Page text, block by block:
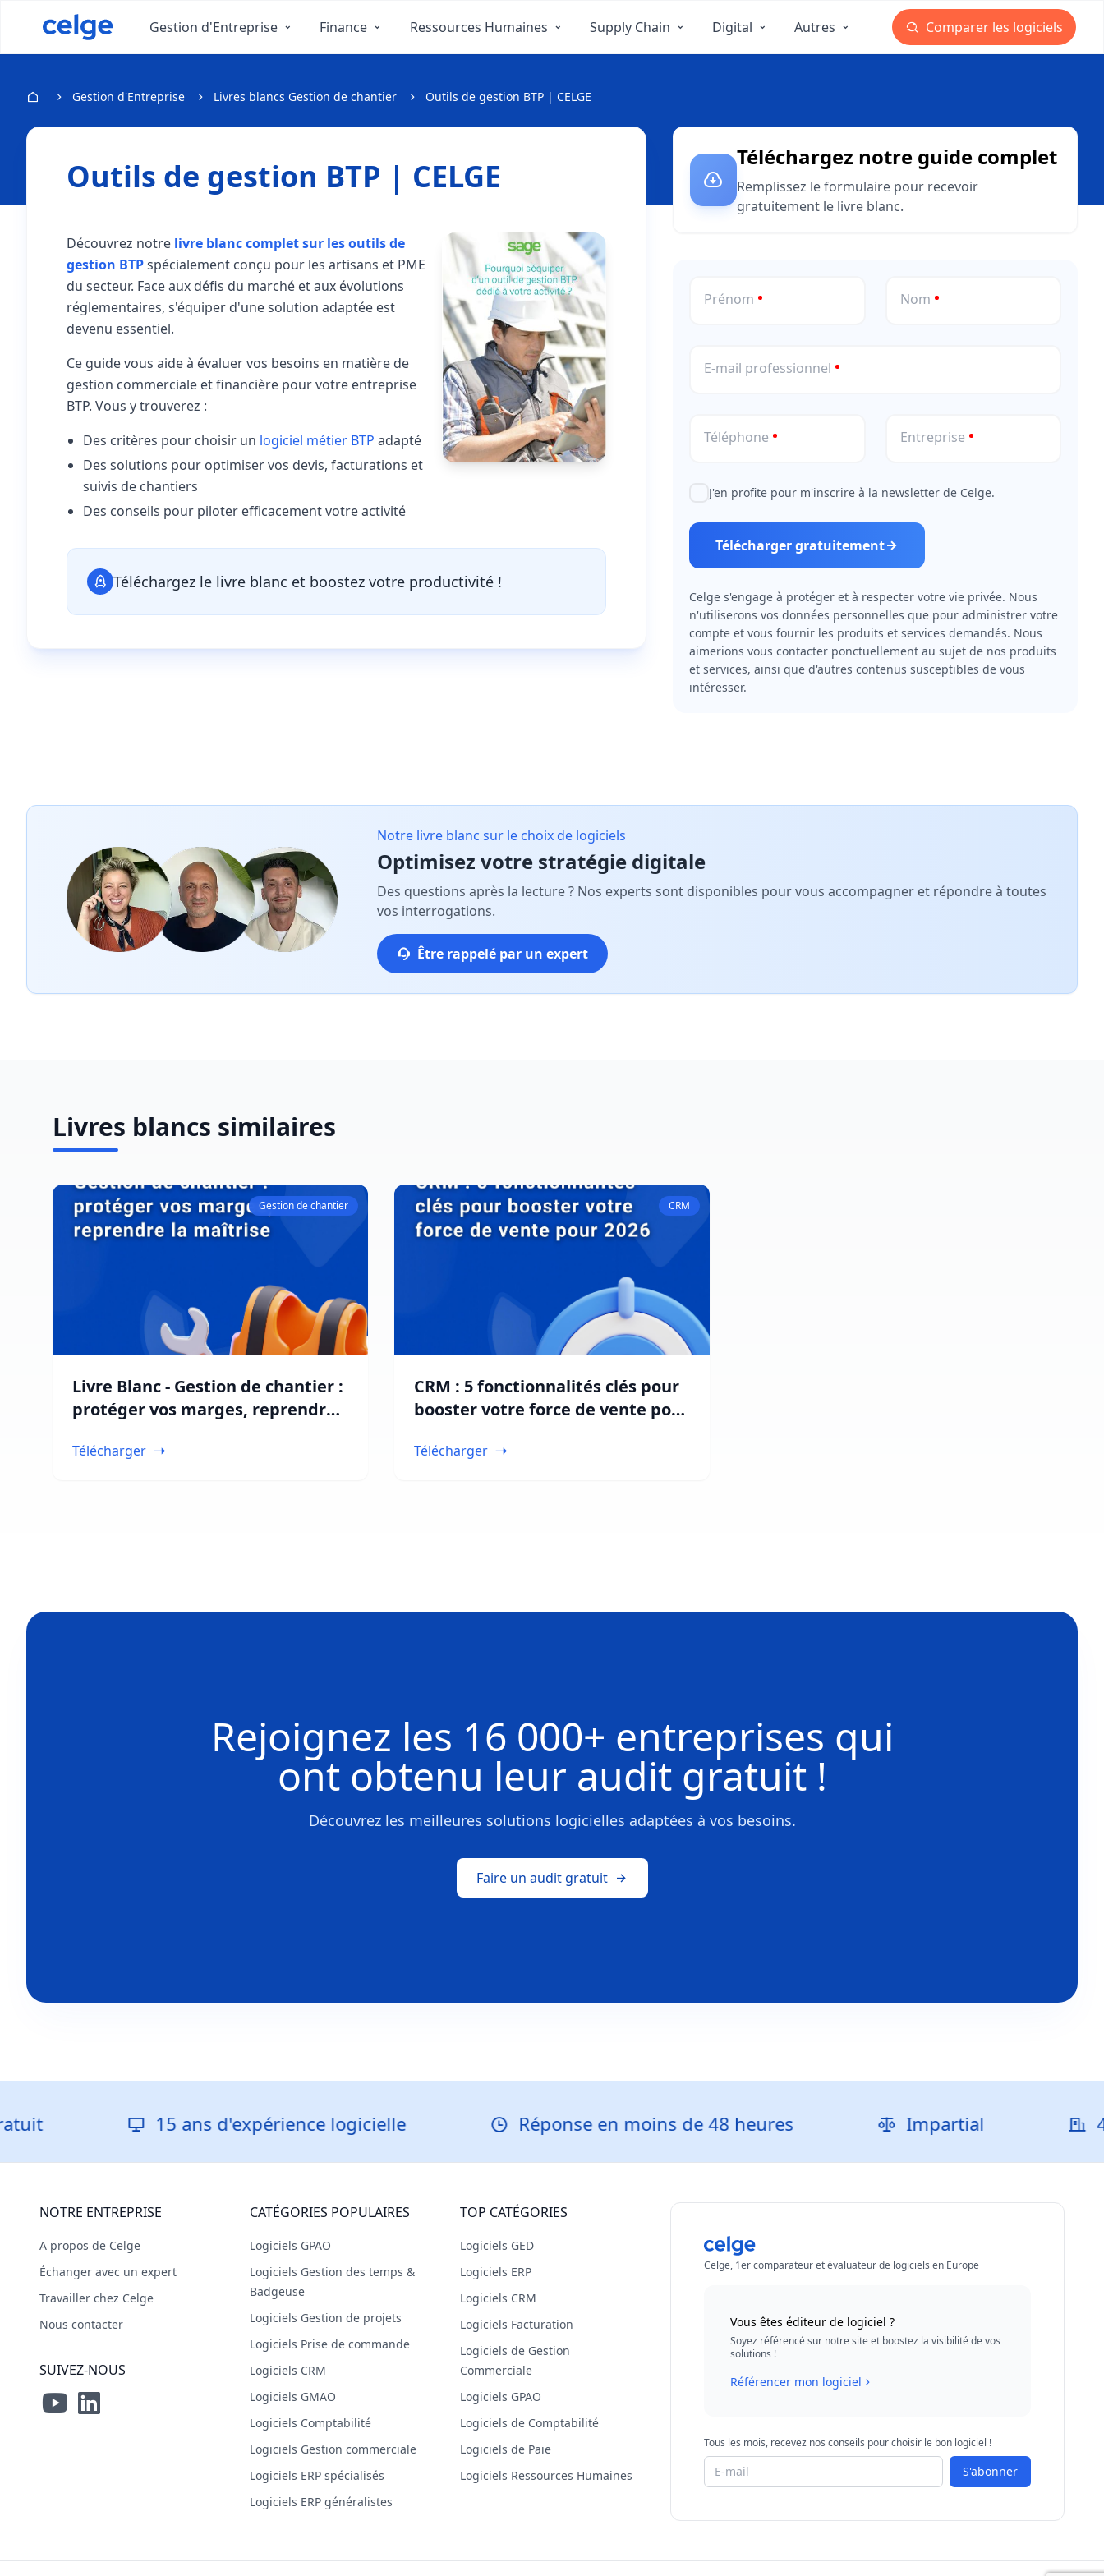
Gestion d'Entreprise Finance Ressources Humaines Supply Chain Digital Autres Comparer les logiciels
Gestion d'Entreprise Livres blancs Gestion de chantier Outils de gestion BTP | CELGE
Outils de gestion BTP | CELGE
Découvrez notre livre blanc complet sur les outils de
gestion BTPspécialement conçu pour les artisans et PME
du secteur. Face aux défis du marché et aux évolutions
réglementaires, s'équiper d'une solution adaptée est
devenu essentiel.
Ce guide vous aide à évaluer vos besoins en matière de
gestion commerciale et financière pour votre entreprise
BTP. Vous y trouverez :
Des critères pour choisir un logiciel métier BTP adapté
Des solutions pour optimiser vos devis, facturations et
suivis de chantiers
Des conseils pour piloter efficacement votre activité
Téléchargez le livre blanc et boostez votre productivité !
Téléchargez notre guide complet
Remplissez le formulaire pour recevoir
gratuitement le livre blanc.
Prénom Nom
E-mail professionnel
Téléphone Entreprise
J'en profite pour m'inscrire à la newsletter de Celge.
Télécharger gratuitement
Celge s'engage à protéger et à respecter votre vie privée. Nous
n'utiliserons vos données personnelles que pour administrer votre
compte et vous fournir les produits et services demandés. Nous
aimerions vous contacter ponctuellement au sujet de nos produits
et services, ainsi que d'autres contenus susceptibles de vous
intéresser.
Notre livre blanc sur le choix de logiciels
Optimisez votre stratégie digitale
Des questions après la lecture ? Nos experts sont disponibles pour vous accompagner et répondre à toutes
vos interrogations.
Être rappelé par un expert
Livres blancs similaires
Gestion de chantier
Livre Blanc - Gestion de chantier :
protéger vos marges, reprendre
Télécharger
CRM
CRM : 5 fonctionnalités clés pour
booster votre force de vente pour
Télécharger
Rejoignez les 16 000+ entreprises qui
ont obtenu leur audit gratuit !
Découvrez les meilleures solutions logicielles adaptées à vos besoins.
Faire un audit gratuit
15 ans d'expérience logicielle Réponse en moins de 48 heures Impartial 40
NOTRE ENTREPRISE
A propos de Celge
Échanger avec un expert
Travailler chez Celge
Nous contacter
SUIVEZ-NOUS
CATÉGORIES POPULAIRES
Logiciels GPAO
Logiciels Gestion des temps &
Badgeuse
Logiciels Gestion de projets
Logiciels Prise de commande
Logiciels CRM
Logiciels GMAO
Logiciels Comptabilité
Logiciels Gestion commerciale
Logiciels ERP spécialisés
Logiciels ERP généralistes
TOP CATÉGORIES
Logiciels GED
Logiciels ERP
Logiciels CRM
Logiciels Facturation
Logiciels de Gestion
Commerciale
Logiciels GPAO
Logiciels de Comptabilité
Logiciels de Paie
Logiciels Ressources Humaines
Celge, 1er comparateur et évaluateur de logiciels en Europe
Vous êtes éditeur de logiciel ?
Soyez référencé sur notre site et boostez la visibilité de vos
solutions !
Référencer mon logiciel
Tous les mois, recevez nos conseils pour choisir le bon logiciel !
S'abonner